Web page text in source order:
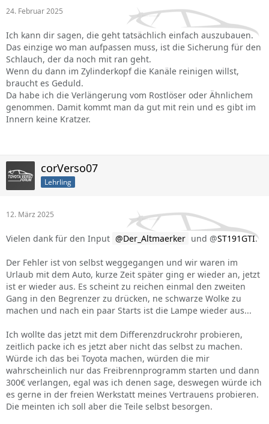
24. Februar 2025
Ich kann dir sagen, die geht tatsächlich einfach auszubauen.
Das einzige wo man aufpassen muss, ist die Sicherung für den
Schlauch, der da noch mit ran geht.
Wenn du dann im Zylinderkopf die Kanäle reinigen willst,
braucht es Geduld.
Da habe ich die Verlängerung vom Rostlöser oder Ähnlichem
genommen. Damit kommt man da gut mit rein und es gibt im
Innern keine Kratzer.
corVerso07
Lehrling
12. März 2025
Vielen dank für den Input Der_Altmaerker und @ST191GTI.
Der Fehler ist von selbst weggegangen und wir waren im
Urlaub mit dem Auto, kurze Zeit später ging er wieder an, jetzt
ist er wieder aus. Es scheint zu reichen einmal den zweiten
Gang in den Begrenzer zu drücken, ne schwarze Wolke zu
machen und nach ein paar Starts ist die Lampe wieder aus...
Ich wollte das jetzt mit dem Differenzdruckrohr probieren,
zeitlich packe ich es jetzt aber nicht das selbst zu machen.
Würde ich das bei Toyota machen, würden die mir
wahrscheinlich nur das Freibrennprogramm starten und dann
300€ verlangen, egal was ich denen sage, deswegen würde ich
es gerne in der freien Werkstatt meines Vertrauens probieren.
Die meinten ich soll aber die Teile selbst besorgen.